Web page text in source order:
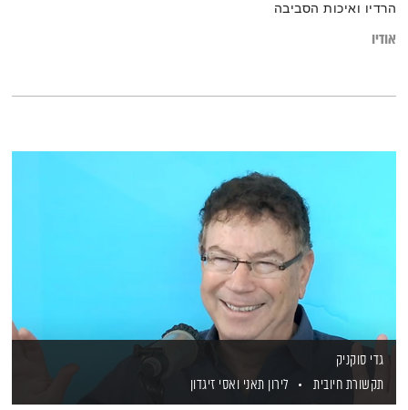
הרדיו ואיכות הסביבה
אודיו
גדי סוקניק
תקשורת חיובית
לירון תאני ואסי זיגדון